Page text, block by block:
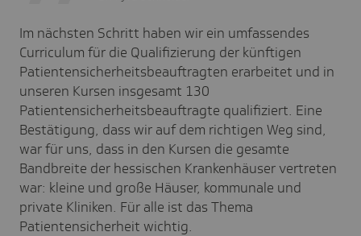
Im nächsten Schritt haben wir ein umfassendes
Curriculum für die Qualifizierung der künftigen
Patientensicherheitsbeauftragten erarbeitet und in
unseren Kursen insgesamt 130
Patientensicherheitsbeauftragte qualifiziert. Eine
Bestätigung, dass wir auf dem richtigen Weg sind,
war für uns, dass in den Kursen die gesamte
Bandbreite der hessischen Krankenhäuser vertreten
war: kleine und große Häuser, kommunale und
private Kliniken. Für alle ist das Thema
Patientensicherheit wichtig.